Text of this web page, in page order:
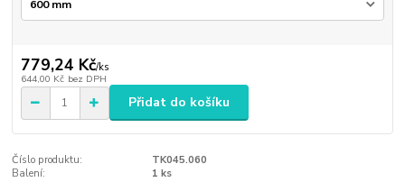
779,24 Kč/ks
644,00 Kč bez DPH
Přidat do košíku
Číslo produktu:
TK045.060
Balení:
1 ks